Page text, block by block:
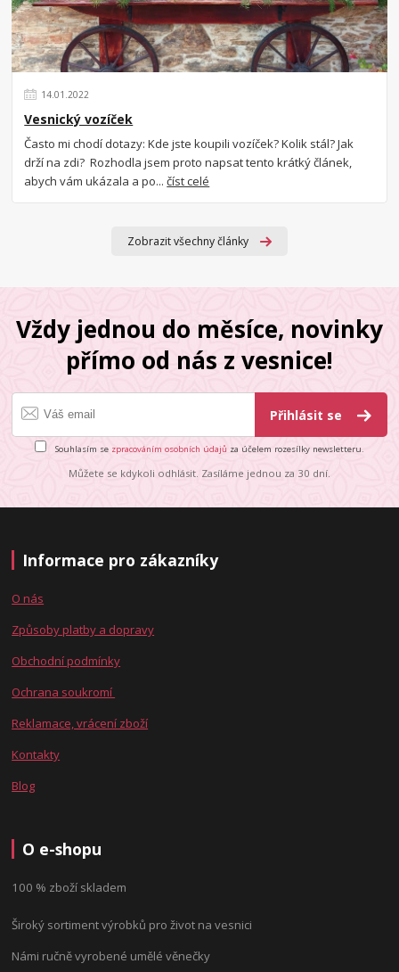
14.01 .2022
Vesnický vozíček
Často mi chodí dotazy: Kde jste koupili vozíček? Kolik stál? Jak
drží na zdi? Rozhodla jsem proto napsat tento krátký článek,
abych vám ukázala a po...číst celé
Zobrazit všechny články
Vždy jednou do měsíce, novinky
přímo od nás z vesnice!
Přihlásit se
Souhlasím se zpracováním osobních údajů za účelem rozesílky newsletteru.
Můžete se kdykoli odhlásit. Zasíláme jednou za 30 dní.
Informace pro zákazníky
O nás
Způsoby platby a dopravy
Obchodní podmínky
Ochrana soukromí
Reklamace, vrácení zboží
Kontakty
Blog
O e-shopu
100 % zboží skladem
Široký sortiment výrobků pro život na vesnici
Námi ručně vyrobené umělé věnečky